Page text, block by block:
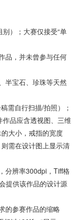
）；大赛仅接受“单
品，并未曾参与任何
半宝石、珍珠等天然
需自行扫描/拍照）；
品应含透视图、三维
大小，戒指的宽度
需在设计图上显示清
分辨率300dpi，Tiff格
提供该作品的设计源
的参赛作品的缩略